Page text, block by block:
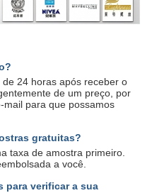
24 horas após receber o
de um preço, por
mail para que possamos
gratuitas?
taxa de amostra primeiro.
a você.
para verificar a sua